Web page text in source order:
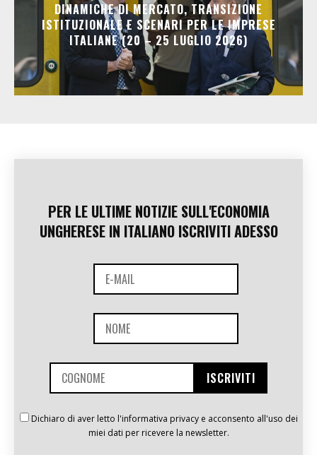
DINAMICHE DI MERCATO, TRANSIZIONE
ISTITUZIONALE E SCENARI PER LE IMPRESE
ITALIANE (20 – 25 LUGLIO 2026)
PER LE ULTIME NOTIZIE SULL'ECONOMIA
UNGHERESE IN ITALIANO ISCRIVITI ADESSO
Dichiaro di aver letto l'informativa privacy e acconsento all'uso dei
miei dati per ricevere la newsletter.